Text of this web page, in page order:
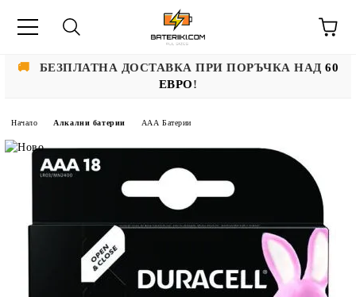
🚚 БЕЗПЛАТНА ДОСТАВКА ПРИ ПОРЪЧКА НАД60
ЕВРО!
Начало Алкални батерии ААА Батерии